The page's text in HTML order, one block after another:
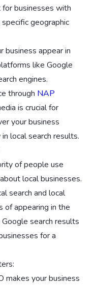
for businesses with
geographic
business appear in
like Google
engines.
through NAP
is crucial for
your business
local search results.
of people use
local businesses.
search and local
of appearing in the
search results
for a
makes your business